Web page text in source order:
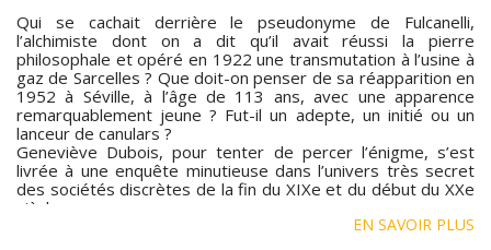
Qui se cachait derrière le pseudonyme de Fulcanelli,
l’alchimiste dont on a dit qu’il avait réussi la pierre
philosophale et opéré en 1922 une transmutation à l’usine à
gaz de Sarcelles ? Que doit-on penser de sa réapparition en
1952 à Séville, à l’âge de 113 ans, avec une apparence
remarquablement jeune ? Fut-il un adepte, un initié ou un
lanceur de canulars ?
Geneviève Dubois, pour tenter de percer l’énigme, s’est
livrée à une enquête minutieuse dans l’univers très secret
des sociétés discrètes de la fin du XIXe et du début du XXe
siècle.
Elle nous entraîne sur la trace de personnalités, telles René
EN SAVOIR PLUS